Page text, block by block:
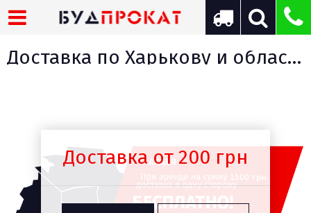
Доставка по Харькову и области по самым выгодным ценам
Доставка от 200 грн